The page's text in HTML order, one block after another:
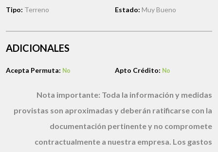
Tipo: Terreno
Estado: Muy Bueno
ADICIONALES
Acepta Permuta: No Apto Crédito: No
Nota importante: Toda la información y medidas
provistas son aproximadas y deberán ratificarse con la
documentación pertinente y no compromete
contractualmente a nuestra empresa. Los gastos